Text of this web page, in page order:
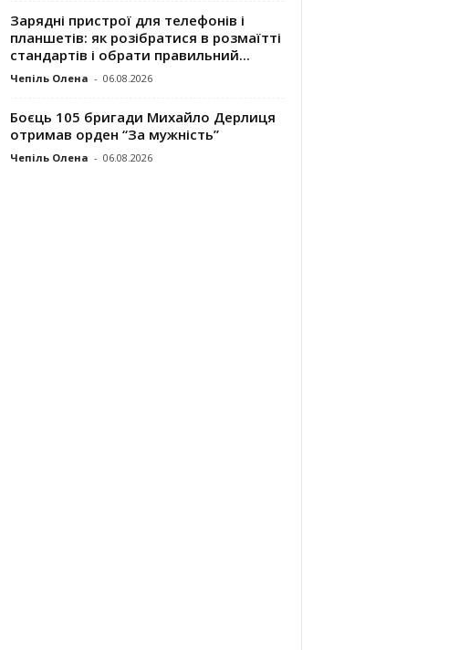
Зарядні пристрої для телефонів і
планшетів: як розібратися в розмаїтті
стандартів і обрати правильний...
Чепіль Олена - 06.08.2026
Боєць 105 бригади Михайло Дерлиця
отримав орден “За мужність”
Чепіль Олена - 06.08.2026